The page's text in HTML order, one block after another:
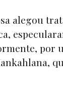
alegou
por